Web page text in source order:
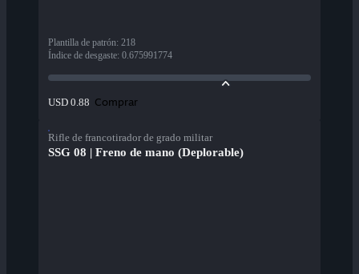
Plantilla de patrón: 218
Índice de desgaste: 0.675991774
USD 0.88 Comprar
Rifle de francotirador de grado militar
SSG 08 | Freno de mano (Deplorable)